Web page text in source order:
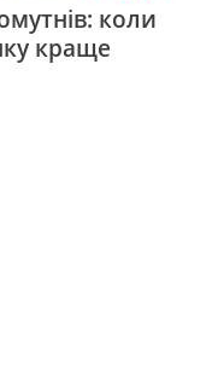
коли
краще